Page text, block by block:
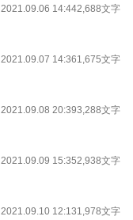
2021.09.06 14:442,688文字
2021.09.07 14:361,675文字
2021.09.08 20:393,288文字
2021.09.09 15:352,938文字
2021.09.10 12:131,978文字